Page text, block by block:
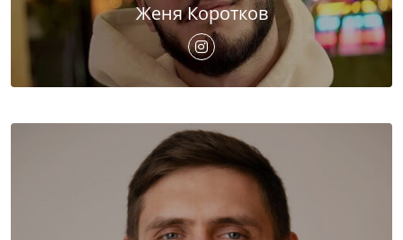
Женя Коротков